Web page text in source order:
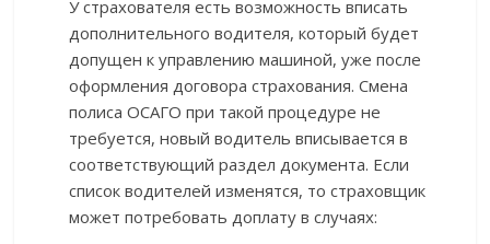
У страхователя есть возможность вписать
дополнительного водителя, который будет
допущен к управлению машиной, уже после
оформления договора страхования. Смена
полиса ОСАГО при такой процедуре не
требуется, новый водитель вписывается в
соответствующий раздел документа. Если
список водителей изменятся, то страховщик
может потребовать доплату в случаях: